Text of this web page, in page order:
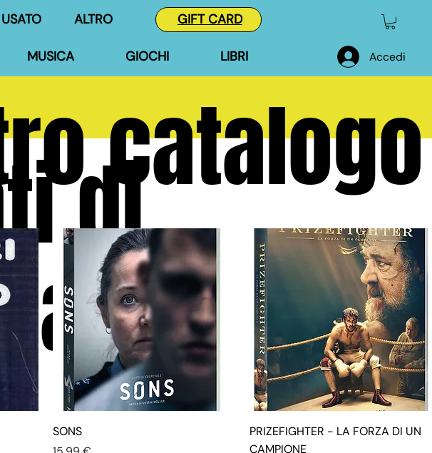
USATO ALTRO
MUSICA GIOCHI LIBRI
GIFT CARD
Accedi
catalogo
di
SONS
PRIZEFIGHTER - LA FORZA DI UN
CAMPIONE